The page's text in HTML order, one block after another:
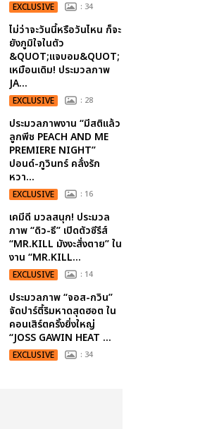
EXCLUSIVE : 34
ไม่ว่าจะวันนี้หรือวันไหน ก็จะ
ยังภูมิใจในตัว
&QUOT;แจบอม&QUOT;
เหมือนเดิม! ประมวลภาพ
JA...
EXCLUSIVE : 28
ประมวลภาพงาน “มีสติแล้ว
ลูกพีช PEACH AND ME
PREMIERE NIGHT”
ปอนด์-ภูวินทร์ คลั่งรัก
หวา...
EXCLUSIVE : 16
เคมีดี มวลสนุก! ประมวล
ภาพ “ดิว-ธี” เปิดตัวซีรีส์
“MR.KILL มังงะสั่งตาย” ใน
งาน “MR.KILL...
EXCLUSIVE : 14
ประมวลภาพ “จอส-กวิน”
จัดปาร์ตี้ริมหาดสุดฮอต ใน
คอนเสิร์ตครั้งยิ่งใหญ่
“JOSS GAWIN HEAT ...
EXCLUSIVE : 34